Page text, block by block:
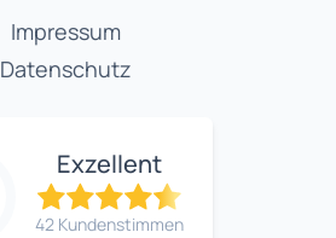
Impressum
Datenschutz
Exzellent
42 Kundenstimmen